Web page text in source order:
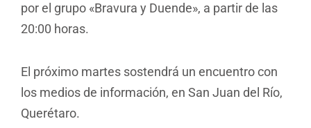
por el grupo «Bravura y Duende», a partir de las
20:00 horas.
El próximo martes sostendrá un encuentro con
los medios de información, en San Juan del Río,
Querétaro.